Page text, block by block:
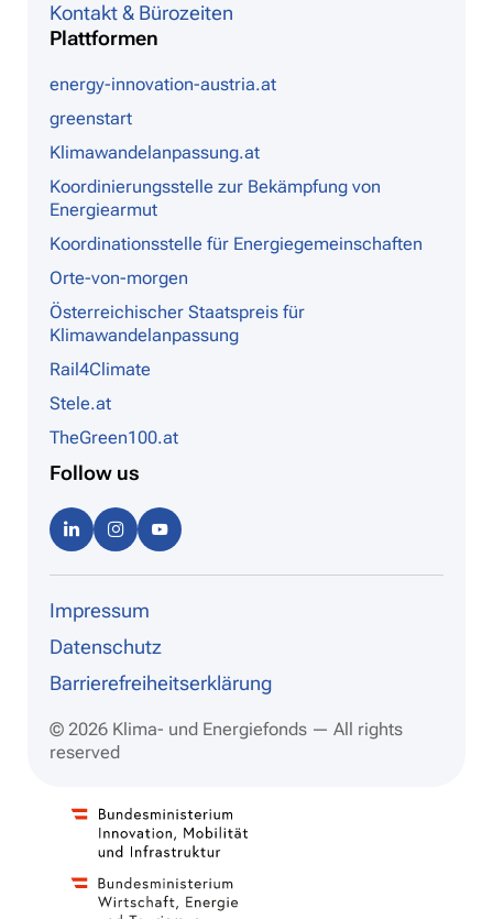
Kontakt & Bürozeiten
Plattformen
energy-innovation-austria.at
greenstart
Klimawandelanpassung.at
Koordinierungsstelle zur Bekämpfung von
Energiearmut
Koordinationsstelle für Energiegemeinschaften
Orte-von-morgen
Österreichischer Staatspreis für
Klimawandelanpassung
Rail4Climate
Stele.at
TheGreen100.at
Follow us
Linke
dIn
Instag
ram be
Impressum
Datenschutz
Barrierefreiheitserklärung
© 2026 Klima- und Energiefonds — All rights
reserved